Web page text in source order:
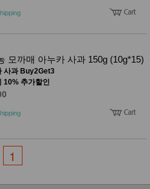
모까매 아누카 사과 150g (10g*15)
사과 Buy2Get3
10% 추가할인
1